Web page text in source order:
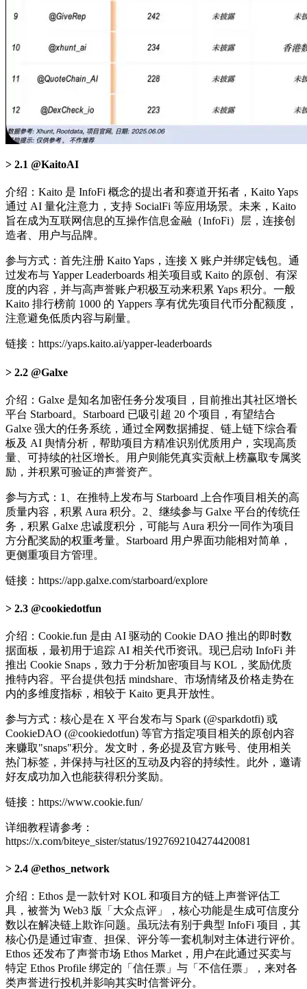
2.1 @KaitoAI
介绍：Kaito 是 InfoFi 概念的提出者和赛道开拓者，Kaito Yaps
通过 AI 量化注意力，支持 SocialFi 等应用场景。未来，Kaito
旨在成为互联网信息的互操作信息金融（InfoFi）层，连接创
造者、用户与品牌。
参与方式：首先注册 Kaito Yaps，连接 X 账户并绑定钱包。通
过发布与 Yapper Leaderboards 相关项目或 Kaito 的原创、有深
度的内容，并与高声誉账户积极互动来积累 Yaps 积分。一般
Kaito 排行榜前 1000 的 Yappers 享有优先项目代币分配额度，
注意避免低质内容与刷量。
链接：https://yaps.kaito.ai/yapper-leaderboards
2.2 @Galxe
介绍：Galxe 是知名加密任务分发项目，目前推出其社区增长
平台 Starboard。Starboard 已吸引超 20 个项目，有望结合
Galxe 强大的任务系统，通过全网数据捕捉、链上链下综合看
板及 AI 舆情分析，帮助项目方精准识别优质用户，实现高质
量、可持续的社区增长。用户则能凭真实贡献上榜赢取专属奖
励，并积累可验证的声誉资产。
参与方式：1、在推特上发布与 Starboard 上合作项目相关的高
质量内容，积累 Aura 积分。2、继续参与 Galxe 平台的传统任
务，积累 Galxe 忠诚度积分，可能与 Aura 积分一同作为项目
方分配奖励的权重考量。Starboard 用户界面功能相对简单，
更侧重项目方管理。
链接：https://app.galxe.com/starboard/explore
2.3 @cookiedotfun
介绍：Cookie.fun 是由 AI 驱动的 Cookie DAO 推出的即时数
据面板，最初用于追踪 AI 相关代币资讯。现已启动 InfoFi 并
推出 Cookie Snaps，致力于分析加密项目与 KOL，奖励优质
推特内容。平台提供包括 mindshare、市场情绪及价格走势在
内的多维度指标，相较于 Kaito 更具开放性。
参与方式：核心是在 X 平台发布与 Spark (@sparkdotfi) 或
CookieDAO (@cookiedotfun) 等官方指定项目相关的原创内容
来赚取"snaps"积分。发文时，务必提及官方账号、使用相关
热门标签，并保持与社区的互动及内容的持续性。此外，邀请
好友成功加入也能获得积分奖励。
链接：https://www.cookie.fun/
详细教程请参考：
https://x.com/biteye_sister/status/1927692104274420081
2.4 @ethos_network
介绍：Ethos 是一款针对 KOL 和项目方的链上声誉评估工
具，被誉为 Web3 版「大众点评」，核心功能是生成可信度分
数以在解决链上欺诈问题。虽玩法有别于典型 InfoFi 项目，其
核心仍是通过审查、担保、评分等一套机制对主体进行评价。
Ethos 还发布了声誉市场 Ethos Market，用户在此通过买卖与
特定 Ethos Profile 绑定的「信任票」与「不信任票」，来对各
类声誉进行投机并影响其实时信誉评分。